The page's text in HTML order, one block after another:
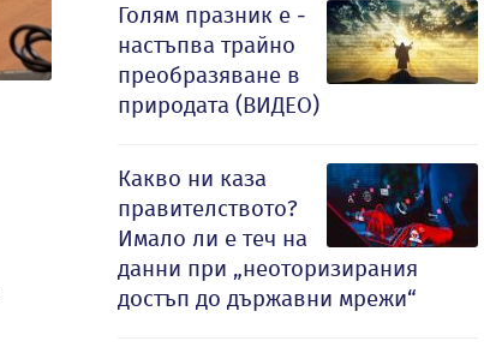
Голям празник е -
настъпва трайно
преобразяване в
природата (ВИДЕО)
Какво ни каза
правителството?
Имало ли е теч на
данни при „неоторизирания
достъп до държавни мрежи“